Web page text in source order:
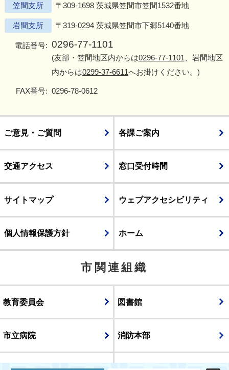
笠間支所 〒309-1698 茨城県笠間市笠間1532番地
岩間支所 〒319-0294 茨城県笠間市下郷5140番地
電話番号: 0296-77-1101
(友部・笠間地区内からは0296-77-1101 、岩間地区
内からは0299-37-6611へお掛けください。)
FAX番号: 0296-78-0612
ご意見・ご質問 各課ご案内
交通アクセス 窓口受付時間
サイトマップ ウェブアクセシビリティ
個人情報保護方針 ホーム
市関連組織
教育委員会 図書館
市立病院 消防本部